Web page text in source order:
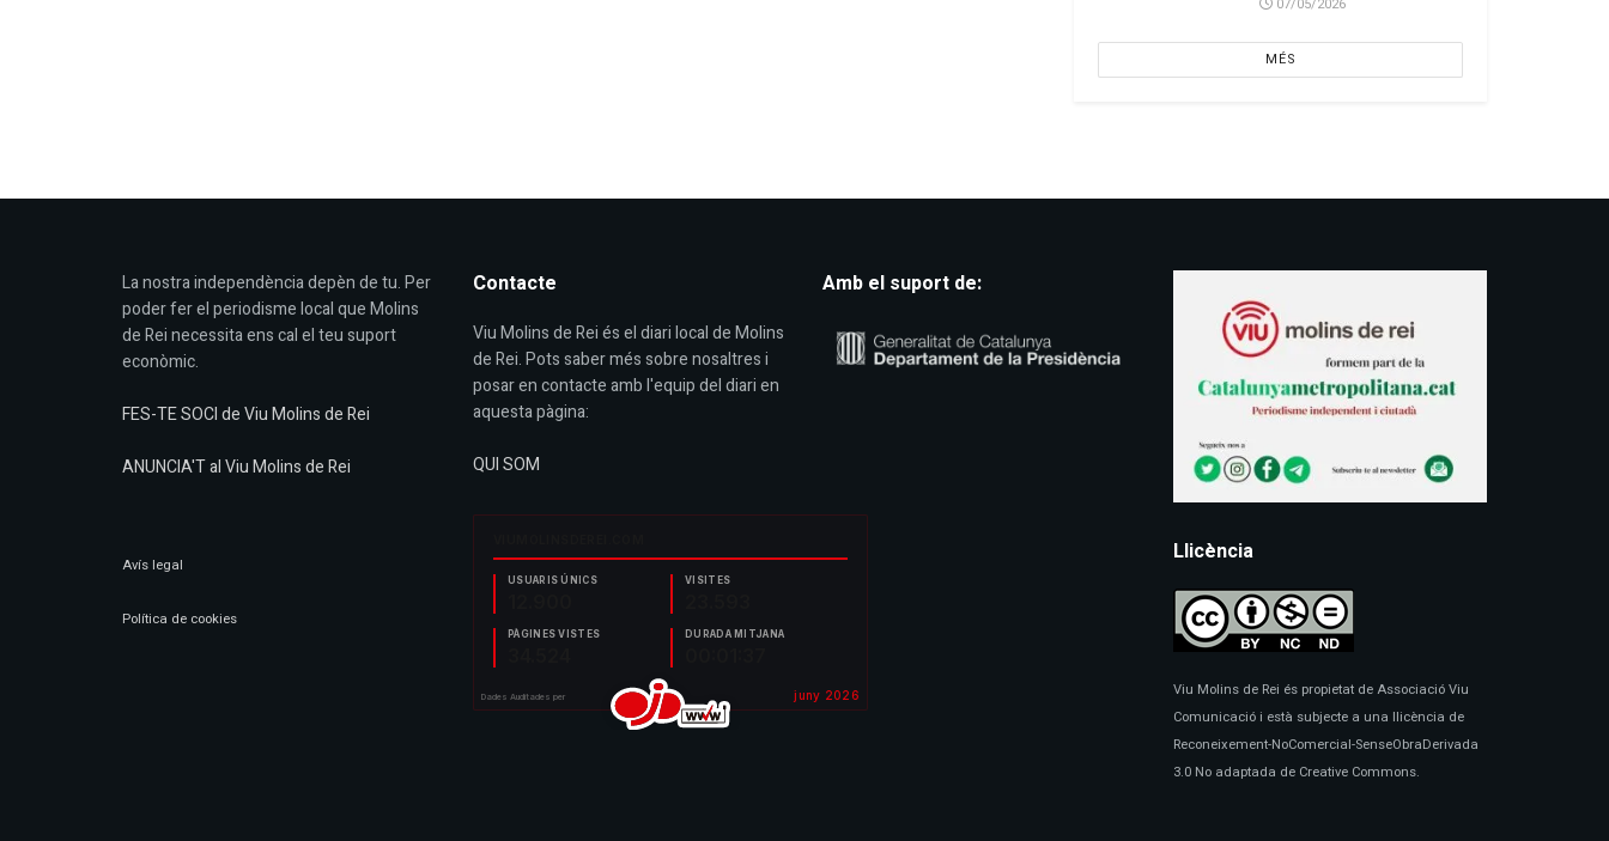
07/05/2026
MÉS
La nostra independència depèn de tu. Per
poder fer el periodisme local que Molins
de Rei necessita ens cal el teu suport
econòmic.
FES-TE SOCI de Viu Molins de Rei
ANUNCIA'T al Viu Molins de Rei
Avís legal
Política de cookies
Contacte
Viu Molins de Rei és el diari local de Molins
de Rei. Pots saber més sobre nosaltres i
posar en contacte amb l'equip del diari en
aquesta pàgina:
QUI SOM
Amb el suport de:
Llicència
Viu Molins de Rei és propietat de Associació Viu
Comunicació i està subjecte a una llicència de
Reconeixement-NoComercial-SenseObraDerivada
3.0 No adaptada de Creative Commons.